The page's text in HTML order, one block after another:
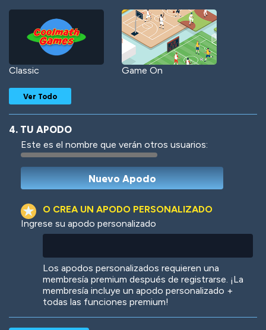
Classic Game On
Woof Jungle Cats
Ver Todo
4. TU APODO
Este es el nombre que verán otros usuarios:
O CREA UN APODO PERSONALIZADO
Ingrese su apodo personalizado
Los apodos personalizados requieren una
membresía premium después de registrarse. ¡La
membresía incluye un apodo personalizado +
todas las funciones premium!